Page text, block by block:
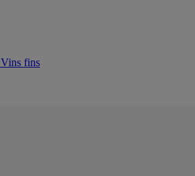
Vins fins